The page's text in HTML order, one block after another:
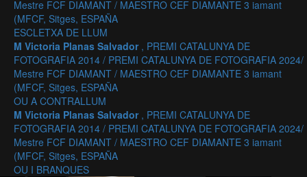
Mestre FCF DIAMANT / MAESTRO CEF DIAMANTE 3 iamant
(MFCF, Sitges, ESPAÑA
ESCLETXA DE LLUM
M Victoria Planas Salvador , PREMI CATALUNYA DE
FOTOGRAFIA 2014 / PREMI CATALUNYA DE FOTOGRAFIA 2024/
Mestre FCF DIAMANT / MAESTRO CEF DIAMANTE 3 iamant
(MFCF, Sitges, ESPAÑA
OU A CONTRALLUM
M Victoria Planas Salvador , PREMI CATALUNYA DE
FOTOGRAFIA 2014 / PREMI CATALUNYA DE FOTOGRAFIA 2024/
Mestre FCF DIAMANT / MAESTRO CEF DIAMANTE 3 iamant
(MFCF, Sitges, ESPAÑA
OU I BRANQUES